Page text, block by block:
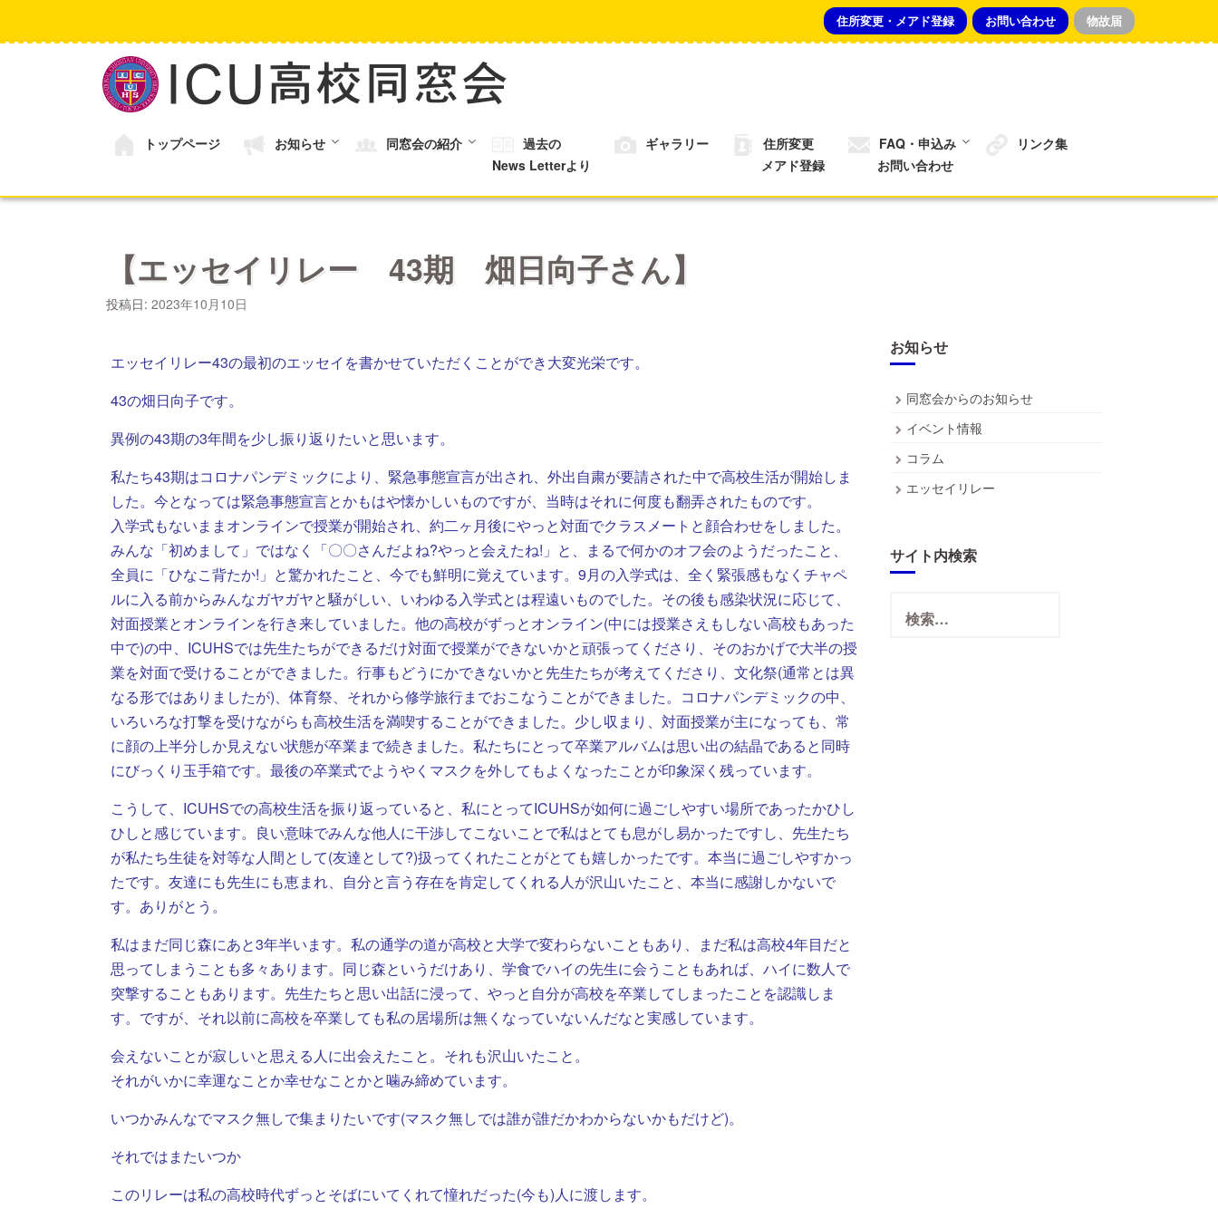
テ
住所変更・メアド登録 お問い合わせ 物故届
トップページ お知らせ 同窓会の紹介
過去の
News Letterより
ギャラリー
住所変更
メアド登録
FAQ・申込み
お問い合わせ
リンク集
【エッセイリレー 43期 畑日向子さん】
投稿日: 2023年10月10日
エッセイリレー43の最初のエッセイを書かせていただくことができ大変光栄です。
43の畑日向子です。
異例の43期の3年間を少し振り返りたいと思います。
私たち43期はコロナパンデミックにより、緊急事態宣言が出され、外出自粛が要請された中で高校生活が開始しま
した。今となっては緊急事態宣言とかもはや懐かしいものですが、当時はそれに何度も翻弄されたものです。
入学式もないままオンラインで授業が開始され、約二ヶ月後にやっと対面でクラスメートと顔合わせをしました。
みんな「初めまして」ではなく「〇〇さんだよね?やっと会えたね!」と、まるで何かのオフ会のようだったこと、
全員に「ひなこ背たか!」と驚かれたこと、今でも鮮明に覚えています。9月の入学式は、全く緊張感もなくチャペ
ルに入る前からみんなガヤガヤと騒がしい、いわゆる入学式とは程遠いものでした。その後も感染状況に応じて、
対面授業とオンラインを行き来していました。他の高校がずっとオンライン(中には授業さえもしない高校もあった
中で)の中、ICUHSでは先生たちができるだけ対面で授業ができないかと頑張ってくださり、そのおかげで大半の授
業を対面で受けることができました。行事もどうにかできないかと先生たちが考えてくださり、文化祭(通常とは異
なる形ではありましたが)、体育祭、それから修学旅行までおこなうことができました。コロナパンデミックの中、
いろいろな打撃を受けながらも高校生活を満喫することができました。少し収まり、対面授業が主になっても、常
に顔の上半分しか見えない状態が卒業まで続きました。私たちにとって卒業アルバムは思い出の結晶であると同時
にびっくり玉手箱です。最後の卒業式でようやくマスクを外してもよくなったことが印象深く残っています。
こうして、ICUHSでの高校生活を振り返っていると、私にとってICUHSが如何に過ごしやすい場所であったかひし
ひしと感じています。良い意味でみんな他人に干渉してこないことで私はとても息がし易かったですし、先生たち
が私たち生徒を対等な人間として(友達として?)扱ってくれたことがとても嬉しかったです。本当に過ごしやすかっ
たです。友達にも先生にも恵まれ、自分と言う存在を肯定してくれる人が沢山いたこと、本当に感謝しかないで
す。ありがとう。
私はまだ同じ森にあと3年半います。私の通学の道が高校と大学で変わらないこともあり、まだ私は高校4年目だと
思ってしまうことも多々あります。同じ森というだけあり、学食でハイの先生に会うこともあれば、ハイに数人で
突撃することもあります。先生たちと思い出話に浸って、やっと自分が高校を卒業してしまったことを認識しま
す。ですが、それ以前に高校を卒業しても私の居場所は無くなっていないんだなと実感しています。
会えないことが寂しいと思える人に出会えたこと。それも沢山いたこと。
それがいかに幸運なことか幸せなことかと噛み締めています。
いつかみんなでマスク無しで集まりたいです(マスク無しでは誰が誰だかわからないかもだけど)。
それではまたいつか
このリレーは私の高校時代ずっとそばにいてくれて憧れだった(今も)人に渡します。
お知らせ
同窓会からのお知らせ
イベント情報
コラム
エッセイリレー
サイト内検索
索: